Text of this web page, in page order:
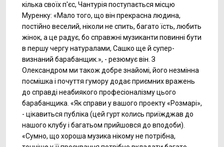
кілька своїх п'єс, Чантурія поступається місцю
Муренку: «Мало того, що він прекрасна людина,
постійно веселий, ніколи не спить, багато їсть, любить
жінок, а це радує, бо справжні музиканти повинні бути
в першу чергу натуралами, Сашко ще й супер-
визнаний барабанщик.», - резюмує він. З
Олександром ми також добре знайомі, його незмінна
посмішка і почуття гумору додає приємних вражень
до справді неабиякого професіоналізму цього
барабанщика. «Як справи у вашого проекту «Розмарі»,
- цікавиться публіка (цей гурт колись приїжджав до
нашого клубу і багатьом прийшовся до вподоби).
«Сумно, що хороша музика нікому не потрібна,